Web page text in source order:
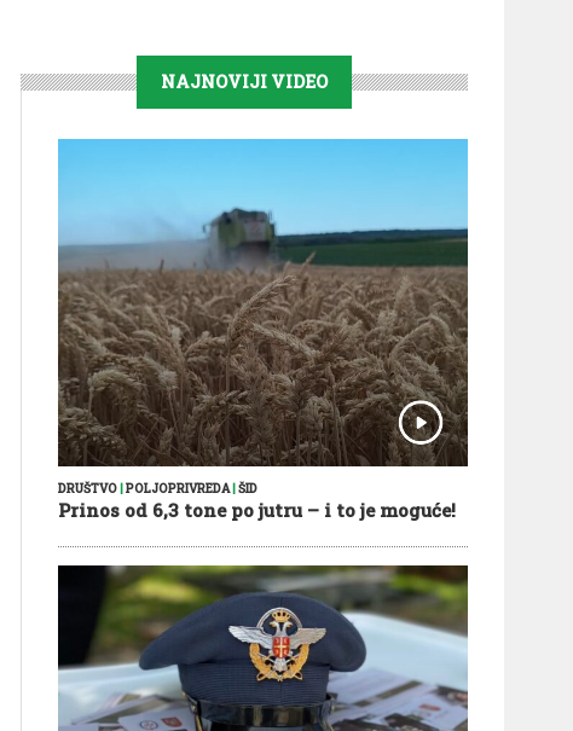
NAJNOVIJI VIDEO
DRUŠTVO|POLJOPRIVREDA|ŠID
Prinos od 6,3 tone po jutru – i to je moguće!